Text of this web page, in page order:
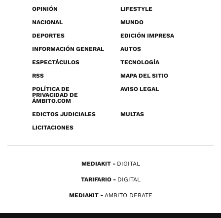
OPINIÓN
LIFESTYLE
NACIONAL
MUNDO
DEPORTES
EDICIÓN IMPRESA
INFORMACIÓN GENERAL
AUTOS
ESPECTÁCULOS
TECNOLOGÍA
RSS
MAPA DEL SITIO
POLÍTICA DE
PRIVACIDAD DE
ÁMBITO.COM
AVISO LEGAL
EDICTOS JUDICIALES
MULTAS
LICITACIONES
MEDIAKIT DIGITAL
TARIFARIO DIGITAL
MEDIAKIT AMBITO DEBATE